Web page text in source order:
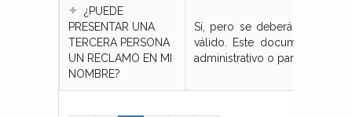
¿PUEDE
PRESENTAR UNA
TERCERA PERSONA
UN RECLAMO EN MI
NOMBRE?
Sí, pero se deberá
válido. Este documento de
administrativo o para algún